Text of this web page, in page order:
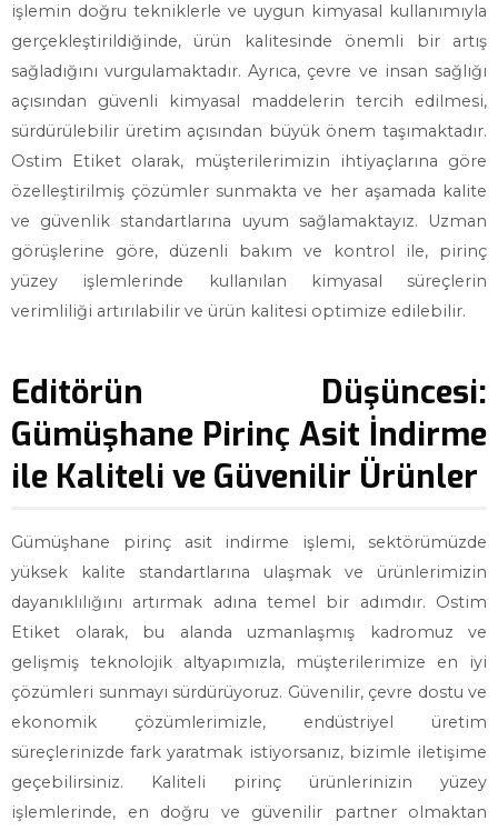
işlemin doğru tekniklerle ve uygun kimyasal kullanımıyla
gerçekleştirildiğinde, ürün kalitesinde önemli bir artış
sağladığını vurgulamaktadır. Ayrıca, çevre ve insan sağlığı
açısından güvenli kimyasal maddelerin tercih edilmesi,
sürdürülebilir üretim açısından büyük önem taşımaktadır.
Ostim Etiket olarak, müşterilerimizin ihtiyaçlarına göre
özelleştirilmiş çözümler sunmakta ve her aşamada kalite
ve güvenlik standartlarına uyum sağlamaktayız. Uzman
görüşlerine göre, düzenli bakım ve kontrol ile, pirinç
yüzey işlemlerinde kullanılan kimyasal süreçlerin
verimliliği artırılabilir ve ürün kalitesi optimize edilebilir.
Editörün Düşüncesi:
Gümüşhane Pirinç Asit İndirme
ile Kaliteli ve Güvenilir Ürünler
Gümüşhane pirinç asit indirme işlemi, sektörümüzde
yüksek kalite standartlarına ulaşmak ve ürünlerimizin
dayanıklılığını artırmak adına temel bir adımdır. Ostim
Etiket olarak, bu alanda uzmanlaşmış kadromuz ve
gelişmiş teknolojik altyapımızla, müşterilerimize en iyi
çözümleri sunmayı sürdürüyoruz. Güvenilir, çevre dostu ve
ekonomik çözümlerimizle, endüstriyel üretim
süreçlerinizde fark yaratmak istiyorsanız, bizimle iletişime
geçebilirsiniz. Kaliteli pirinç ürünlerinizin yüzey
işlemlerinde, en doğru ve güvenilir partner olmaktan